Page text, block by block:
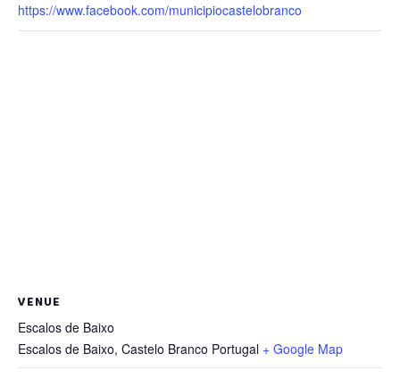
https://www.facebook.com/municipiocastelobranco
VENUE
Escalos de Baixo
Escalos de Baixo, Castelo Branco Portugal + Google Map